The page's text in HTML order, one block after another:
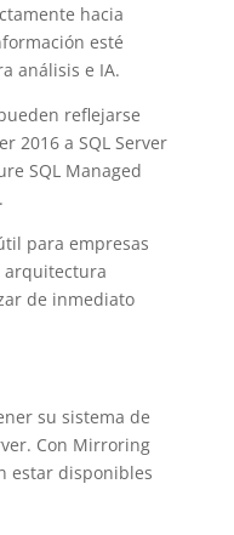
hacia
esté
análisis e IA.
reflejarse
2016 a SQL Server
SQL Managed
para empresas
arquitectura
de inmediato
su sistema de
Con Mirroring
estar disponibles